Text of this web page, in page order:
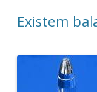
Existem